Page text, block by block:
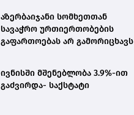
აზერბაიჯანი სომხეთთან
სავაჭრო ურთიერთობების
გაფართოებას არ გამორიცხავს
ივნისში მშენებლობა 3.9%-ით
გაძვირდა- საქსტატი